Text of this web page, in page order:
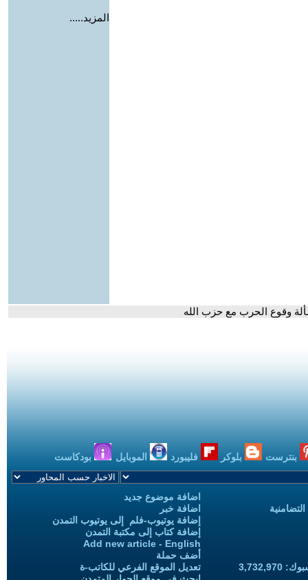
المزيد.....
وقوع الحرب مع حزب الله
بنترست بلوكر فليبورد الموبايل بودكاست
اضافة موضوع جديد
اضافة خبر
إضافة يوتيوب-فلم إلى يوتيوب التمدن
إضافة كتاب إلى مكتبة التمدن
Add new article - English
أضف حملة
تعديل الموقع الفرعي للكاتب-ة